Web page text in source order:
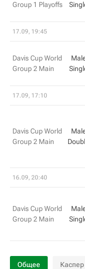
Group 1 Playoffs
17.09, 19:45
Davis Cup World
Group 2 Main
17.09, 17:10
Davis Cup World
Group 2 Main
16.09, 20:40
Davis Cup World
Group 2 Main
Общее Каспер